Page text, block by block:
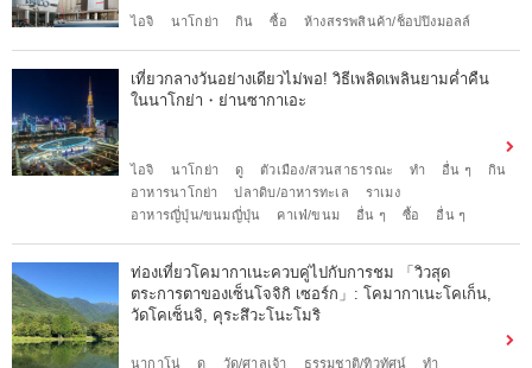
ไอจิ นาโกย่า กิน ซื้อ ห้างสรรพสินค้า/ช็อปปิงมอลล์
เที่ยวกลางวันอย่างเดียวไม่พอ! วิธีเพลิดเพลินยามค่ำคืน
ในนาโกย่า・ย่านซากาเอะ
ไอจิ นาโกย่า ดู ตัวเมือง/สวนสาธารณะ ทำ อื่น ๆ
กิน
อาหารนาโกย่า
ปลาดิบ/อาหารทะเล
ราเมง
อาหารญี่ปุ่น/ขนมญี่ปุ่น
คาเฟ่/ขนม อื่น ๆ ซื้อ อื่น ๆ
ท่องเที่ยวโคมากาเนะควบคู่ไปกับการชม 「วิวสุด
ตระการตาของเซ็นโจจิกิ เซอร์ก」: โคมากาเนะโคเก็น,
วัดโคเซ็นจิ, คุระสึวะโนะโมริ
นากาโน่ ดู วัด/ศาลเจ้า ธรรมชาติ/ทิวทัศน์
ทำ